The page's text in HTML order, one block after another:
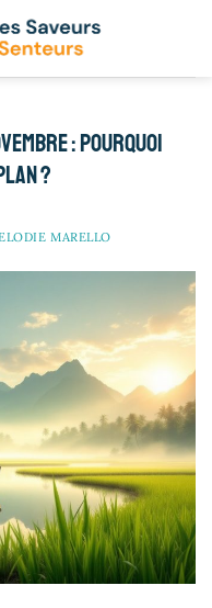
: pourquoi
?
MARELLO